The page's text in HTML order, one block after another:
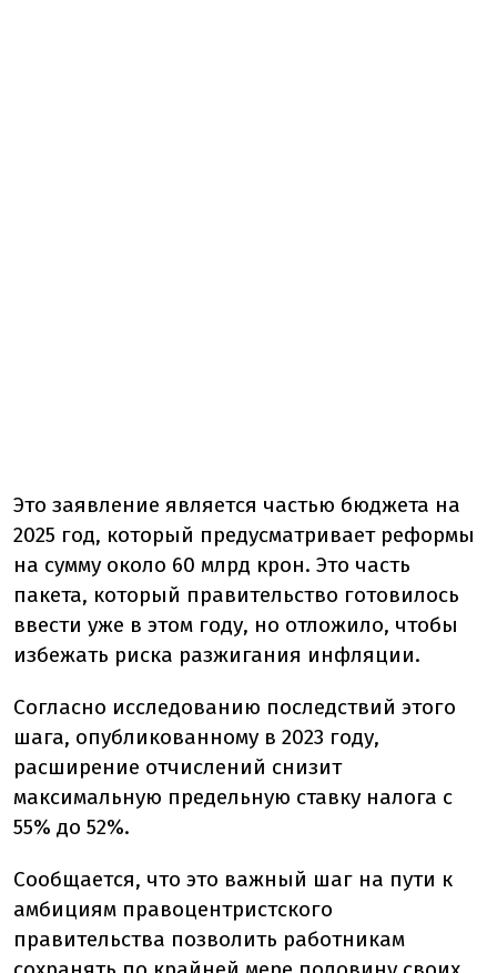
Это заявление является частью бюджета на
2025 год, который предусматривает реформы
на сумму около 60 млрд крон. Это часть
пакета, который правительство готовилось
ввести уже в этом году, но отложило, чтобы
избежать риска разжигания инфляции.
Согласно исследованию последствий этого
шага, опубликованному в 2023 году,
расширение отчислений снизит
максимальную предельную ставку налога с
55% до 52%.
Сообщается, что это важный шаг на пути к
амбициям правоцентристского
правительства позволить работникам